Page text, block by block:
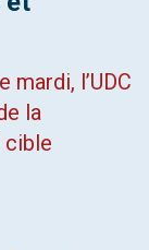
l’UDC
la
cible